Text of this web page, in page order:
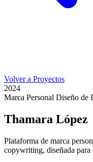
Volver a Proyectos
2024
Marca Personal Diseño de
Thamara López
Plataforma de marca
copywriting, diseñada